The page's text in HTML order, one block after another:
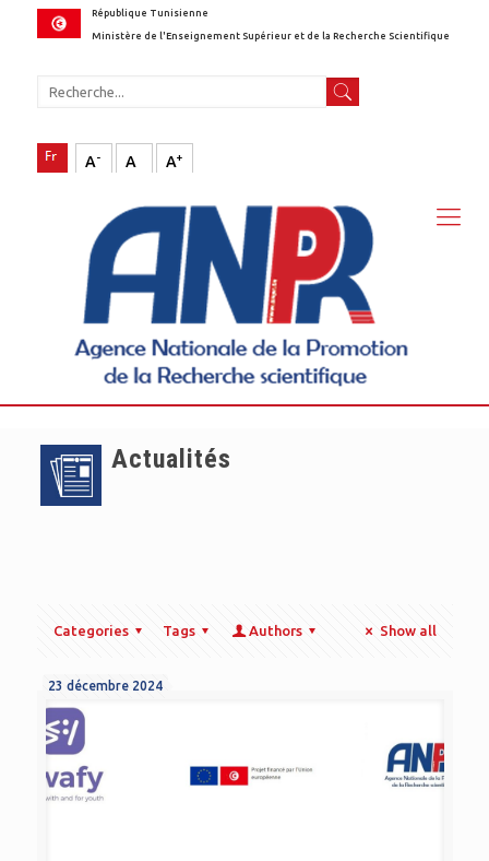
République Tunisienne
Ministère de l'Enseignement Supérieur et de la Recherche Scientifique
A- A A+
Actualités
Categories Tags Authors Show all
23 décembre 2024